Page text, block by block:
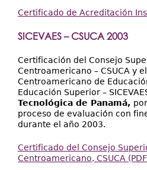
Certificado de Acreditación
SICEVAES – CSUCA 2003
Certificación del Consejo
Centroamericano – CSUCA y
Centroamericano de
Educación Superior –
Tecnológica de Panamá,
proceso de evaluación con
durante el año 2003.
Certificado del Consejo
Centroamericano, CSUCA